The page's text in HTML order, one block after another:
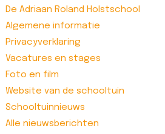
De Adriaan Roland Holstschool
Algemene informatie
Privacyverklaring
Vacatures en stages
Foto en film
Website van de schooltuin
Schooltuinnieuws
Alle nieuwsberichten